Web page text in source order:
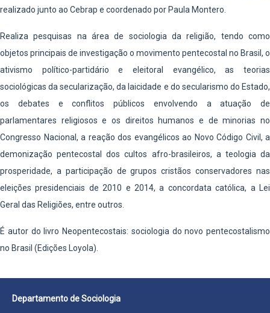
realizado junto ao Cebrap e coordenado por Paula Montero.
Realiza pesquisas na área de sociologia da religião, tendo como
objetos principais de investigação o movimento pentecostal no Brasil, o
ativismo político-partidário e eleitoral evangélico, as teorias
sociológicas da secularização, da laicidade e do secularismo do Estado,
os debates e conflitos públicos envolvendo a atuação de
parlamentares religiosos e os direitos humanos e de minorias no
Congresso Nacional, a reação dos evangélicos ao Novo Código Civil, a
demonização pentecostal dos cultos afro-brasileiros, a teologia da
prosperidade, a participação de grupos cristãos conservadores nas
eleições presidenciais de 2010 e 2014, a concordata católica, a Lei
Geral das Religiões, entre outros.
É autor do livro Neopentecostais: sociologia do novo pentecostalismo
no Brasil (Edições Loyola).
Departamento de Sociologia